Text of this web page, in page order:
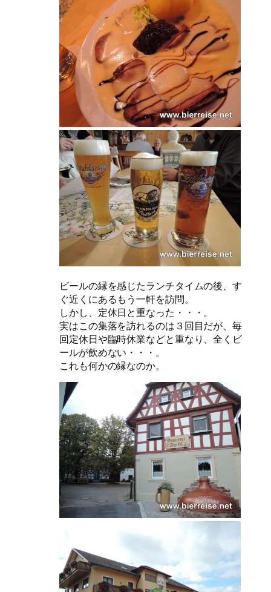
ビールの縁を感じたランチタイムの後、す
ぐ近くにあるもう一軒を訪問。
しかし、定休日と重なった・・・。
実はこの集落を訪れるのは３回目だが、毎
回定休日や臨時休業などと重なり、全くビ
ールが飲めない・・・。
これも何かの縁なのか。